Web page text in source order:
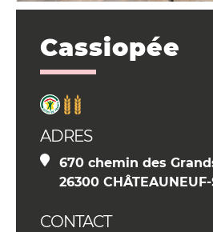
Cassiopée
ADRES
670 chemin des
26300 CHÂTEAUNEUF-
CONTACT